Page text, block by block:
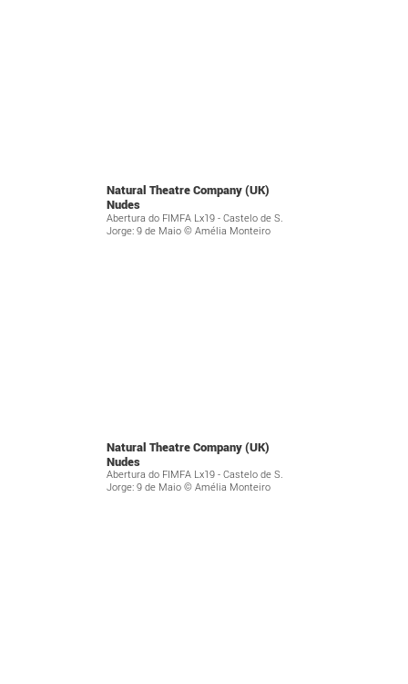
Natural Theatre Company (UK)
Nudes
Abertura do FIMFA Lx19 - Castelo de S.
Jorge: 9 de Maio © Amélia Monteiro
Natural Theatre Company (UK)
Nudes
Abertura do FIMFA Lx19 - Castelo de S.
Jorge: 9 de Maio © Amélia Monteiro